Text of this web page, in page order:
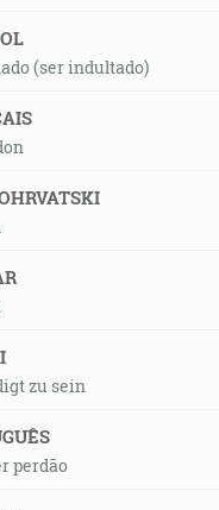
(ser indultado)
zu sein
perdão